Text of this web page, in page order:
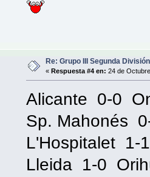
Re: Grupo III Segunda
«Respuesta #4 en: 24 de
Alicante 0-0
Sp. Mahonés
L'Hospitalet 1-
Lleida 1-0